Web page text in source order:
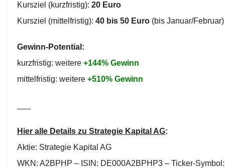
Kursziel (kurzfristig): 20 Euro
Kursziel (mittelfristig): 40 bis 50 Euro (bis Januar/Februar)
Gewinn-Potential:
kurzfristig: weitere +144% Gewinn
mittelfristig: weitere +510% Gewinn
Hier alle Details zu Strategie Kapital AG:
Aktie: Strategie Kapital AG
WKN: A2BPHP – ISIN: DE000A2BPHP3 – Ticker-